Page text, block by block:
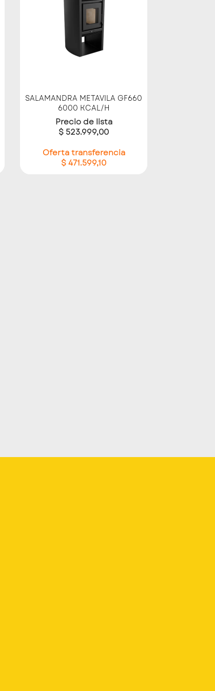
Vista rápida
SALAMANDRA METAVILA GF660
6000 KCAL/H
Precio de lista
$ 523.999,00
Oferta transferencia
$ 471.599,10